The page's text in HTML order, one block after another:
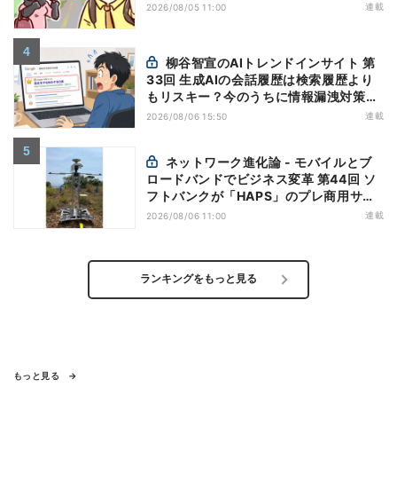
2026/08/05 11:00 連載
33回 生成AIの会話履歴は検索履歴より
もリスキー？今のうちに情報漏洩対策を
万全にしておこう
2026/08/06 15:50 連載
ロードバンドでビジネス変革 第44回 ソ
フトバンクが「HAPS」のプレ商用サー
ビス開始を表明、本格的な商用展開のめ
2026/08/06 11:00 連載
ランキングをもっと見る
もっと見る